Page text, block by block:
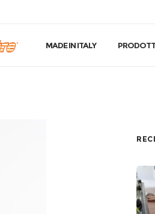
MADE IN ITALY